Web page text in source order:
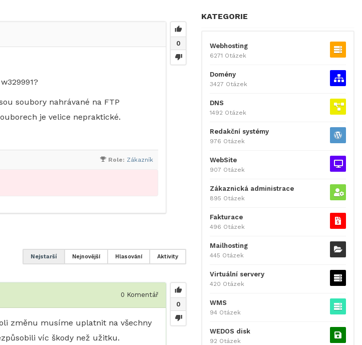
0
soubory nahrávané na FTP
je velice nepraktické.
Role: Zákazník
Aktivity
Hlasování
Nejnovější
Nejstarší
0
0 Komentář
změnu musíme uplatnit na všechny
víc škody než užitku.
KATEGORIE
Webhosting
6271 Otázek
Domény
3427 Otázek
DNS
1492 Otázek
Redakční systémy
976 Otázek
WebSite
907 Otázek
Zákaznická administrace
895 Otázek
Fakturace
496 Otázek
Mailhosting
445 Otázek
Virtuální servery
420 Otázek
WMS
94 Otázek
WEDOS disk
92 Otázek